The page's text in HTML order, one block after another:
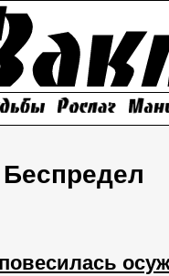
Беспредел